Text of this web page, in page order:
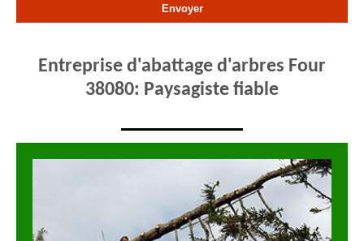
Entreprise d'abattage d'arbres Four
38080: Paysagiste fiable